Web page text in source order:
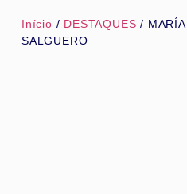
Início / DESTAQUES /
SALGUERO